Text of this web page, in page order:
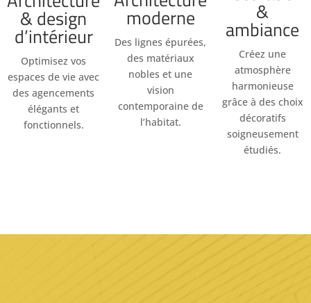
& design
d’intérieur
Optimisez vos
espaces de vie avec
des agencements
élégants et
fonctionnels.
moderne
Des lignes épurées,
des matériaux
nobles et une
vision
contemporaine de
l’habitat.
&
ambiance
Créez une
atmosphère
harmonieuse
grâce à des choix
décoratifs
soigneusement
étudiés.